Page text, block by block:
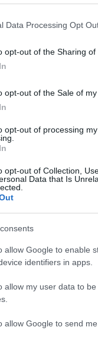
Data Processing Opt
opt-out of the Sharing of
opt-out of the Sale of my
opt-out of processing
opt-out of Collection,
Data that Is
allow Google to enable
identifiers in apps.
allow my user data to
allow Google to send
STORIES 07/
συμβαίνει
Ιαπωνία:
MEDIA 18/05/
Όλα
-Είδαμε
Netflix